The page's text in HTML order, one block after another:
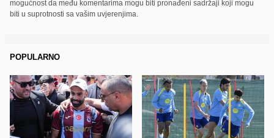
mogućnost da među komentarima mogu biti pronađeni sadržaji koji mogu
biti u suprotnosti sa vašim uvjerenjima.
POPULARNO